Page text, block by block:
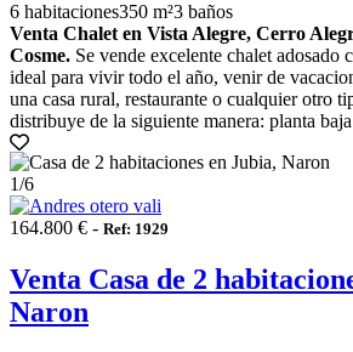
6 habitaciones350 m²3 baños
Venta Chalet en Vista Alegre, Cerro
Cosme. Se vende excelente chalet adosado
ideal para vivir todo el año, venir de
una casa rural, restaurante o cualquier otro
distribuye de la siguiente manera: planta
1/6
164.800 € - Ref: 1929
Venta Casa de 2
Naron